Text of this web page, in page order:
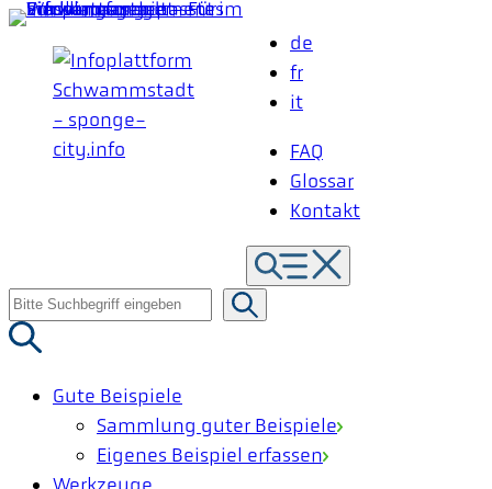
Zum
Inhalt
springen
de
fr
it
FAQ
Glossar
Kontakt
Suche
nach:
Gute Beispiele
Sammlung guter Beispiele
Eigenes Beispiel erfassen